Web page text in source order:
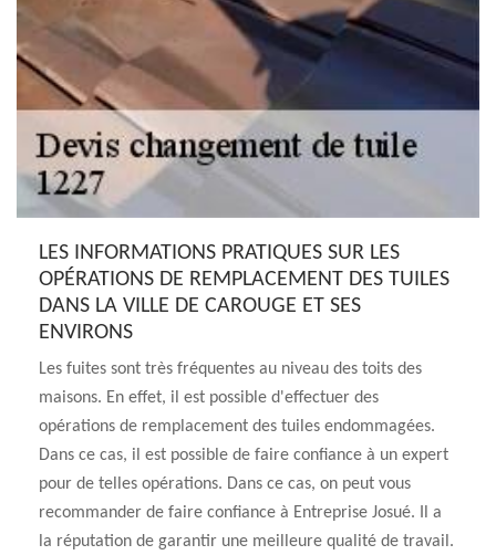
LES INFORMATIONS PRATIQUES SUR LES
OPÉRATIONS DE REMPLACEMENT DES TUILES
DANS LA VILLE DE CAROUGE ET SES
ENVIRONS
Les fuites sont très fréquentes au niveau des toits des
maisons. En effet, il est possible d'effectuer des
opérations de remplacement des tuiles endommagées.
Dans ce cas, il est possible de faire confiance à un expert
pour de telles opérations. Dans ce cas, on peut vous
recommander de faire confiance à Entreprise Josué. Il a
la réputation de garantir une meilleure qualité de travail.